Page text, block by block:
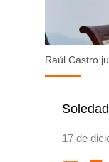
Raúl Castro
17 de